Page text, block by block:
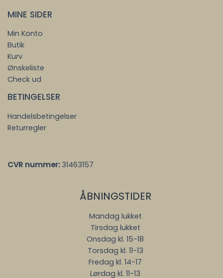
MINE SIDER
Min Konto
Butik
Kurv
Ønskeliste
Check ud
BETINGELSER
Handelsbetingelser
Returregler
CVR nummer:31463157
ÅBNINGSTIDER
Mandag lukket
Tirsdag lukket
Onsdag kl. 15-18
Torsdag kl. 11-13
Fredag kl. 14-17
Lørdag kl. 11-13